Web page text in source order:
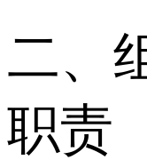
二、
职责